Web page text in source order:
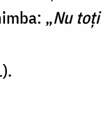
„Nu toți